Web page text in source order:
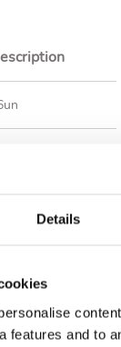
Details
features and to